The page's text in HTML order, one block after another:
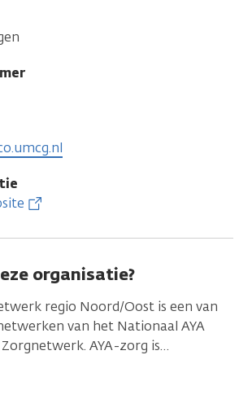
organisatie?
regio Noord/Oost is een van
van het Nationaal AYA
Zorgnetwerk. AYA-zorg is…